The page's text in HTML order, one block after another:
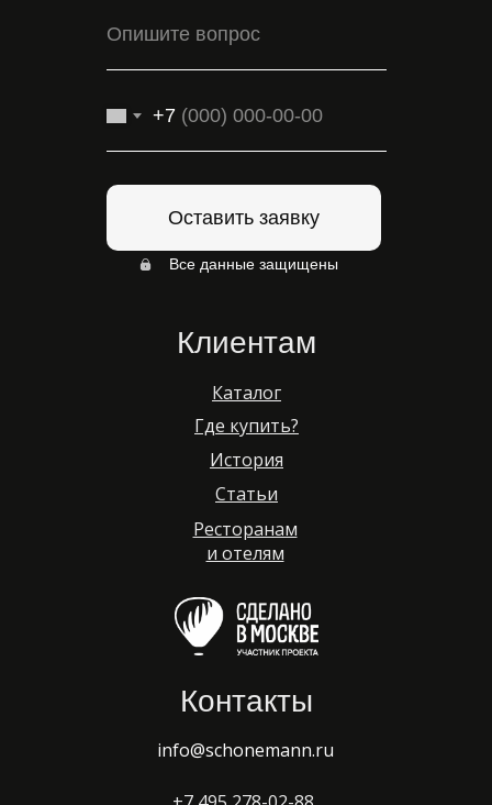
Где купить?
История
Статьи
Клиентам
info@schonemann.ru
Контакты
Каталог
+7
Оставить заявку
Ресторанам
и отелям
Все данные защищены